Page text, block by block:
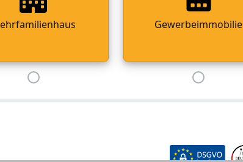
Gewerbeimmobilie